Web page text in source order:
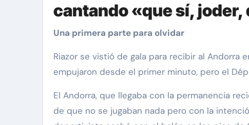
cantando «que sí, joder,
Una primera parte para olvidar
Riazor se vistió de gala para recibir al
empujaron desde el primer minuto, pero el
El Andorra, que llegaba con la permanencia
de que no se jugaban nada pero con la